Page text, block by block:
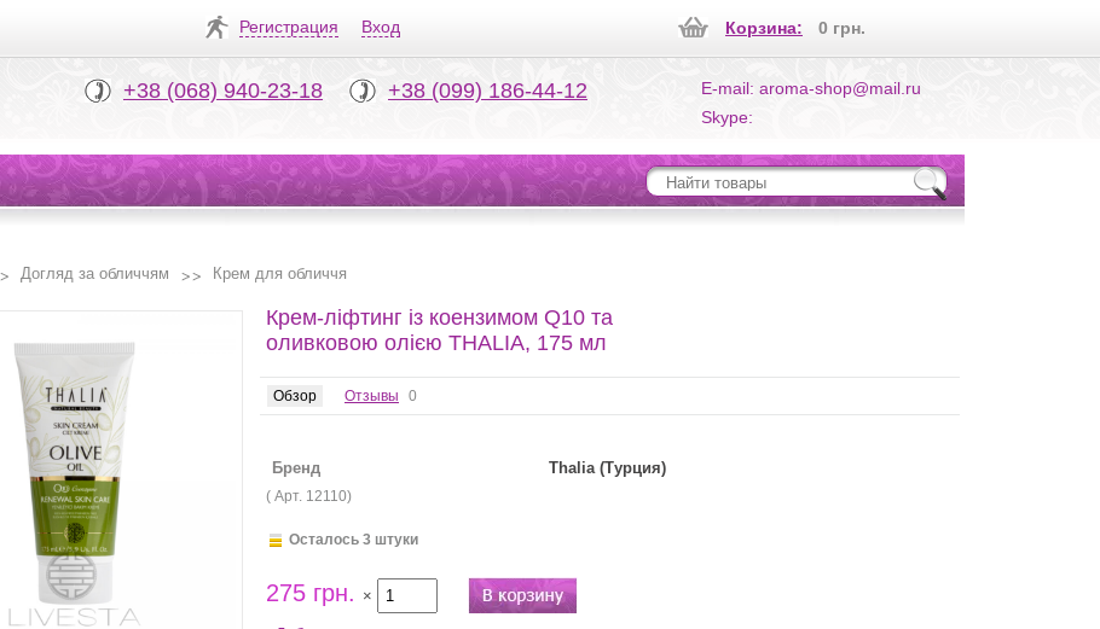
Регистрация Вход Корзина: 0 грн.
+38 (068) 940-23-18 +38 (099) 186-44-12
E-mail: aroma-shop@mail.ru
Skype:
Догляд за обличчям Крем для обличчя
Крем-ліфтинг із коензимом Q10 та
оливковою олією THALIA, 175 мл
Обзор Отзывы 0
Бренд Thalia (Турция)
( Арт. 12110)
Осталось 3 штуки
275 грн. ×